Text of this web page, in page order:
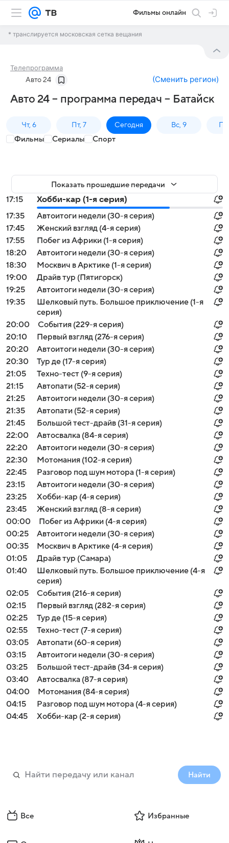
Фильмы онлайн
* транслируется московская сетка вещания
Телепрограмма
Авто 24 (Сменить регион)
Авто 24 – программа передач – Батайск
Чт, 6 Пт, 7 Сегодня Вс, 9
Фильмы Сериалы Спорт
Показать прошедшие передачи
17:15
Хобби-кар (1-я серия)
17:35
Автоитоги недели (30-я серия)
17:45
Женский взгляд (4-я серия)
17:55
Побег из Африки (1-я серия)
18:20
Автоитоги недели (30-я серия)
18:30
Москвич в Арктике (1-я серия)
19:00
Драйв тур (Пятигорск)
19:25
Автоитоги недели (30-я серия)
19:35
Шелковый путь. Большое приключение (1-я
серия)
20:00
События (229-я серия)
20:10
Первый взгляд (276-я серия)
20:20
Автоитоги недели (30-я серия)
20:30
Тур де (17-я серия)
21:05
Техно-тест (9-я серия)
21:15
Автопати (52-я серия)
21:25
Автоитоги недели (30-я серия)
21:35
Автопати (52-я серия)
21:45
Большой тест-драйв (31-я серия)
22:00
Автосвалка (84-я серия)
22:20
Автоитоги недели (30-я серия)
22:30
Мотомания (102-я серия)
22:45
Разговор под шум мотора (1-я серия)
23:15
Автоитоги недели (30-я серия)
23:25
Хобби-кар (4-я серия)
23:45
Женский взгляд (8-я серия)
00:00
Побег из Африки (4-я серия)
00:25
Автоитоги недели (30-я серия)
00:35
Москвич в Арктике (4-я серия)
01:05
Драйв тур (Самара)
01:40
Шелковый путь. Большое приключение (4-я
серия)
02:05
События (216-я серия)
02:15
Первый взгляд (282-я серия)
02:25
Тур де (15-я серия)
02:55
Техно-тест (7-я серия)
03:05
Автопати (60-я серия)
03:15
Автоитоги недели (30-я серия)
03:25
Большой тест-драйв (34-я серия)
03:40
Автосвалка (87-я серия)
04:00
Мотомания (84-я серия)
04:15
Разговор под шум мотора (4-я серия)
04:45
Хобби-кар (2-я серия)
Найти
Все Избранные